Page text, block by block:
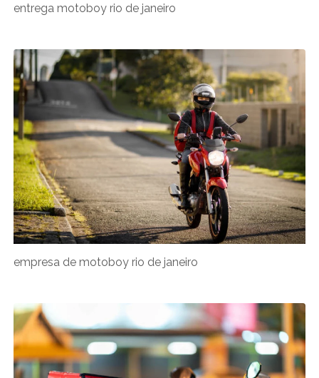
entrega motoboy rio de janeiro
empresa de motoboy rio de janeiro